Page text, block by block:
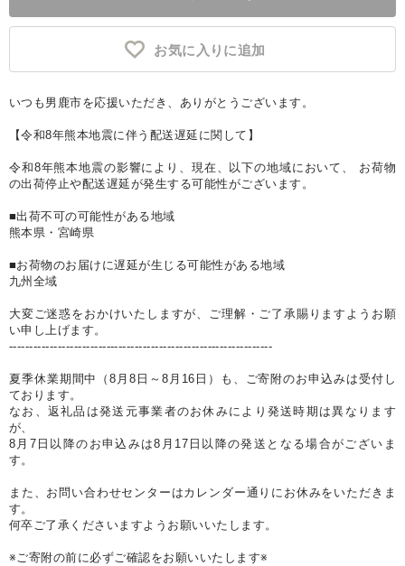
お気に入りに追加
いつも男鹿市を応援いただき、ありがとうございます。
【令和8年熊本地震に伴う配送遅延に関して】
令和8年熊本地震の影響により、現在、以下の地域において、 お荷物
の出荷停止や配送遅延が発生する可能性がございます。
■出荷不可の可能性がある地域
熊本県・宮崎県
■お荷物のお届けに遅延が生じる可能性がある地域
九州全域
大変ご迷惑をおかけいたしますが、ご理解・ご了承賜りますようお願
い申し上げます。
-----------------------------------------------------------------
夏季休業期間中（8月8日～8月16日）も、ご寄附のお申込みは受付し
ております。
なお、返礼品は発送元事業者のお休みにより発送時期は異なります
が、
8月7日以降のお申込みは8月17日以降の発送となる場合がございま
す。
また、お問い合わせセンターはカレンダー通りにお休みをいただきま
す。
何卒ご了承くださいますようお願いいたします。
※ご寄附の前に必ずご確認をお願いいたします※